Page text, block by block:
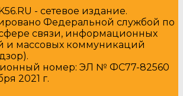
- сетевое издание.
Федеральной службой по
связи, информационных
и массовых коммуникаций
номер: ЭЛ № ФС77-82560
2021 г.